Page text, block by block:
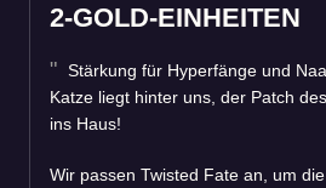
2-GOLD-EINHEITEN
Stärkung für Hyperfänge und
Katze liegt hinter uns, der Patch
ins Haus!
Wir passen Twisted Fate an, um